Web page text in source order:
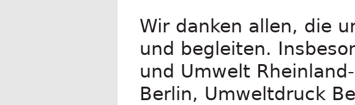
Wir danken allen, die
und begleiten.
und Umwelt
Berlin, Umweltdruck